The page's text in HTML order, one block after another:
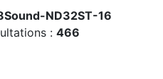
ND32ST-16
: 466